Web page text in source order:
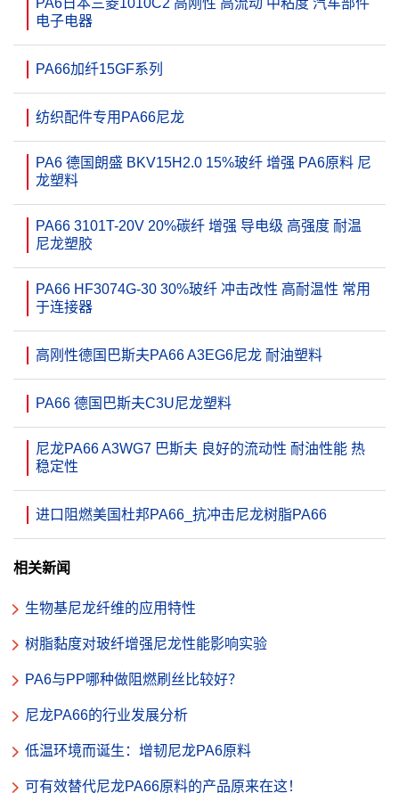
PA6日本三菱1010C2 高刚性 高流动 中粘度 汽车部件
电子电器
PA66加纤15GF系列
纺织配件专用PA66尼龙
PA6 德国朗盛 BKV15H2.0 15%玻纤 增强 PA6原料 尼
龙塑料
PA66 3101T-20V 20%碳纤 增强 导电级 高强度 耐温
尼龙塑胶
PA66 HF3074G-30 30%玻纤 冲击改性 高耐温性 常用
于连接器
高刚性德国巴斯夫PA66 A3EG6尼龙 耐油塑料
PA66 德国巴斯夫C3U尼龙塑料
尼龙PA66 A3WG7 巴斯夫 良好的流动性 耐油性能 热
稳定性
进口阻燃美国杜邦PA66_抗冲击尼龙树脂PA66
相关新闻
生物基尼龙纤维的应用特性
树脂黏度对玻纤增强尼龙性能影响实验
PA6与PP哪种做阻燃刷丝比较好？
尼龙PA66的行业发展分析
低温环境而诞生：增韧尼龙PA6原料
可有效替代尼龙PA66原料的产品原来在这！